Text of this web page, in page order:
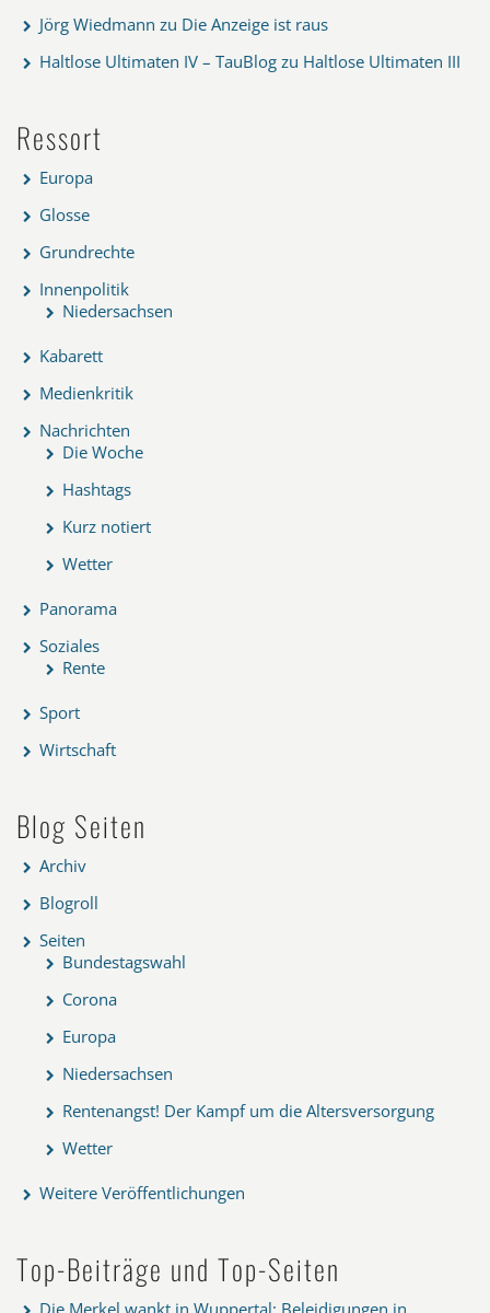
Jörg Wiedmann zu Die Anzeige ist raus
Haltlose Ultimaten IV – TauBlog zu Haltlose Ultimaten III
Ressort
Europa
Glosse
Grundrechte
Innenpolitik
Niedersachsen
Kabarett
Medienkritik
Nachrichten
Die Woche
Hashtags
Kurz notiert
Wetter
Panorama
Soziales
Rente
Sport
Wirtschaft
Blog Seiten
Archiv
Blogroll
Seiten
Bundestagswahl
Corona
Europa
Niedersachsen
Rentenangst! Der Kampf um die Altersversorgung
Wetter
Weitere Veröffentlichungen
Top-Beiträge und Top-Seiten
Die Merkel wankt in Wuppertal: Beleidigungen in